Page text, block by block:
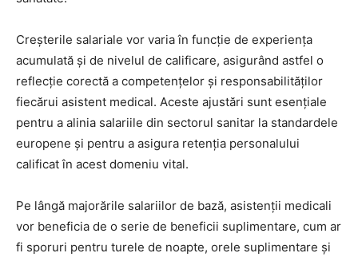
Creșterile salariale vor varia în funcție de experiența
acumulată și de nivelul de calificare, asigurând astfel o
reflecție corectă a competențelor și responsabilităților
fiecărui asistent medical. Aceste ajustări sunt esențiale
pentru a alinia salariile din sectorul sanitar la standardele
europene și pentru a asigura retenția personalului
calificat în acest domeniu vital.
Pe lângă majorările salariilor de bază, asistenții medicali
vor beneficia de o serie de beneficii suplimentare, cum ar
fi sporuri pentru turele de noapte, orele suplimentare și